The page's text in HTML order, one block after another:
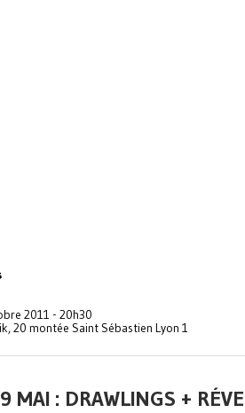
2011 - 20h30
20 montée Saint Sébastien Lyon 1
MAI : DRAWLINGS +